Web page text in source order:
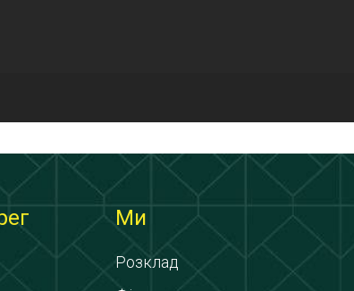
Ми
Розклад